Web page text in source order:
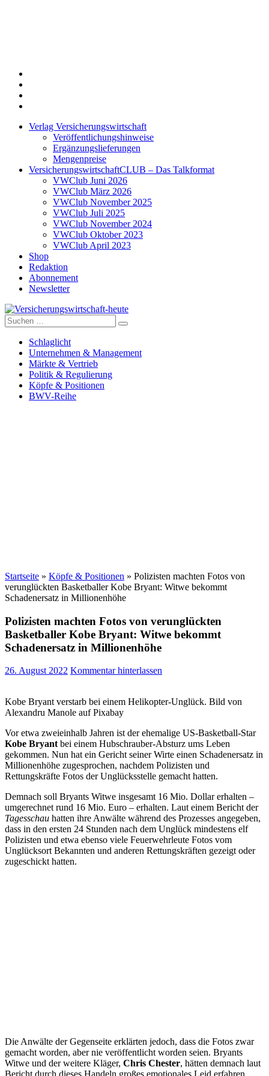
Verlag Versicherungswirtschaft
Veröffentlichungshinweise
Ergänzungslieferungen
Mengenpreise
VersicherungswirtschaftCLUB – Das Talkformat
VWClub Juni 2026
VWClub März 2026
VWClub November 2025
VWClub Juli 2025
VWClub November 2024
VWClub Oktober 2023
VWClub April 2023
Shop
Redaktion
Abonnement
Newsletter
Versicherungswirtschaft-heute
Suche
nach:
Schlaglicht
Unternehmen & Management
Märkte & Vertrieb
Politik & Regulierung
Köpfe & Positionen
BWV-Reihe
Startseite » Köpfe & Positionen » Polizisten machten Fotos von
verunglückten Basketballer Kobe Bryant: Witwe bekommt
Schadenersatz in Millionenhöhe
Polizisten machten Fotos von verunglückten
Basketballer Kobe Bryant: Witwe bekommt
Schadenersatz in Millionenhöhe
26. August 2022 Kommentar hinterlassen
Kobe Bryant verstarb bei einem Helikopter-Unglück. Bild von
Alexandru Manole auf Pixabay
Vor etwa zweieinhalb Jahren ist der ehemalige US-Basketball-Star
Kobe Bryantbei einem Hubschrauber-Absturz ums Leben
gekommen. Nun hat ein Gericht seiner Wirte einen Schadenersatz in
Millionenhöhe zugesprochen, nachdem Polizisten und
Rettungskräfte Fotos der Unglücksstelle gemacht hatten.
Demnach soll Bryants Witwe insgesamt 16 Mio. Dollar erhalten –
umgerechnet rund 16 Mio. Euro – erhalten. Laut einem Bericht der
Tagesschau hatten ihre Anwälte während des Prozesses angegeben,
dass in den ersten 24 Stunden nach dem Unglück mindestens elf
Polizisten und etwa ebenso viele Feuerwehrleute Fotos vom
Unglücksort Bekannten und anderen Rettungskräften gezeigt oder
zugeschickt hatten.
Die Anwälte der Gegenseite erklärten jedoch, dass die Fotos zwar
gemacht worden, aber nie veröffentlicht worden seien. Bryants
Witwe und der weitere Kläger, Chris Chester, hätten demnach laut